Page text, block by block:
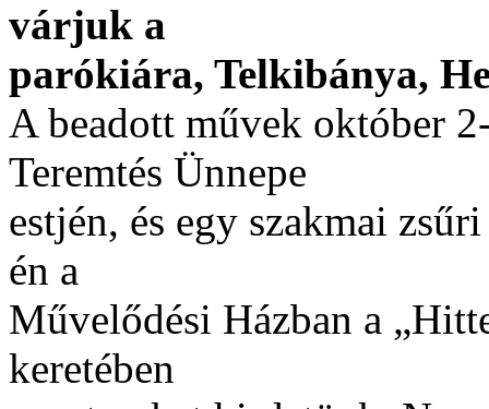
várjuk a
parókiára, Telkibánya,
A beadott művek október
Teremtés Ünnepe
estjén, és egy szakmai
én a
Művelődési Házban a
keretében